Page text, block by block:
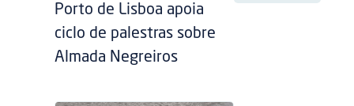
Porto de Lisboa apoia
ciclo de palestras sobre
Almada Negreiros